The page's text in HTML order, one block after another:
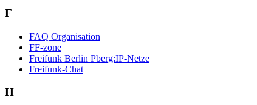
F
FAQ Organisation
FF-zone
Freifunk Berlin Pberg:IP-Netze
Freifunk-Chat
H